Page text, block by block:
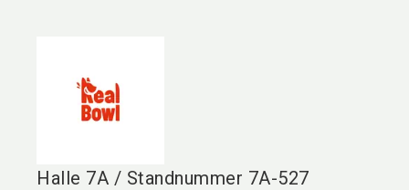
Halle 7A / Standnummer 7A-527